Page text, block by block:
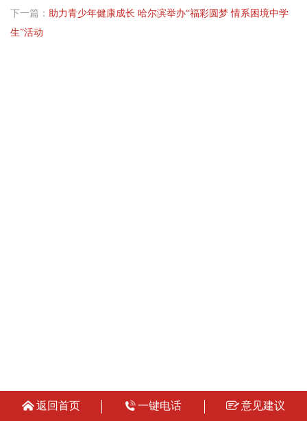
下一篇： 助力青少年健康成长 哈尔滨举办“福彩圆梦 情系困境中学
生”活动
返回首页 一键电话 意见建议